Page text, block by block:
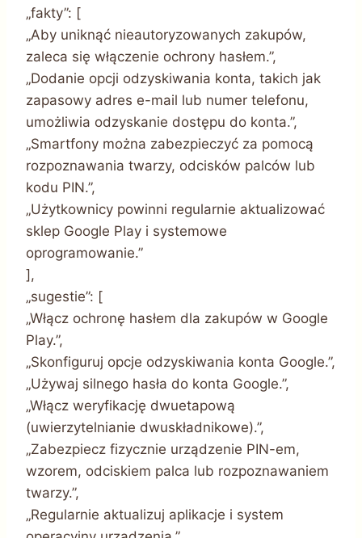
„fakty”: [
„Aby uniknąć nieautoryzowanych zakupów,
zaleca się włączenie ochrony hasłem.”,
„Dodanie opcji odzyskiwania konta, takich jak
zapasowy adres e-mail lub numer telefonu,
umożliwia odzyskanie dostępu do konta.”,
„Smartfony można zabezpieczyć za pomocą
rozpoznawania twarzy, odcisków palców lub
kodu PIN.”,
„Użytkownicy powinni regularnie aktualizować
sklep Google Play i systemowe
oprogramowanie.”
],
„sugestie”: [
„Włącz ochronę hasłem dla zakupów w Google
Play.”,
„Skonfiguruj opcje odzyskiwania konta Google.”,
„Używaj silnego hasła do konta Google.”,
„Włącz weryfikację dwuetapową
(uwierzytelnianie dwuskładnikowe).”,
„Zabezpiecz fizycznie urządzenie PIN-em,
wzorem, odciskiem palca lub rozpoznawaniem
twarzy.”,
„Regularnie aktualizuj aplikacje i system